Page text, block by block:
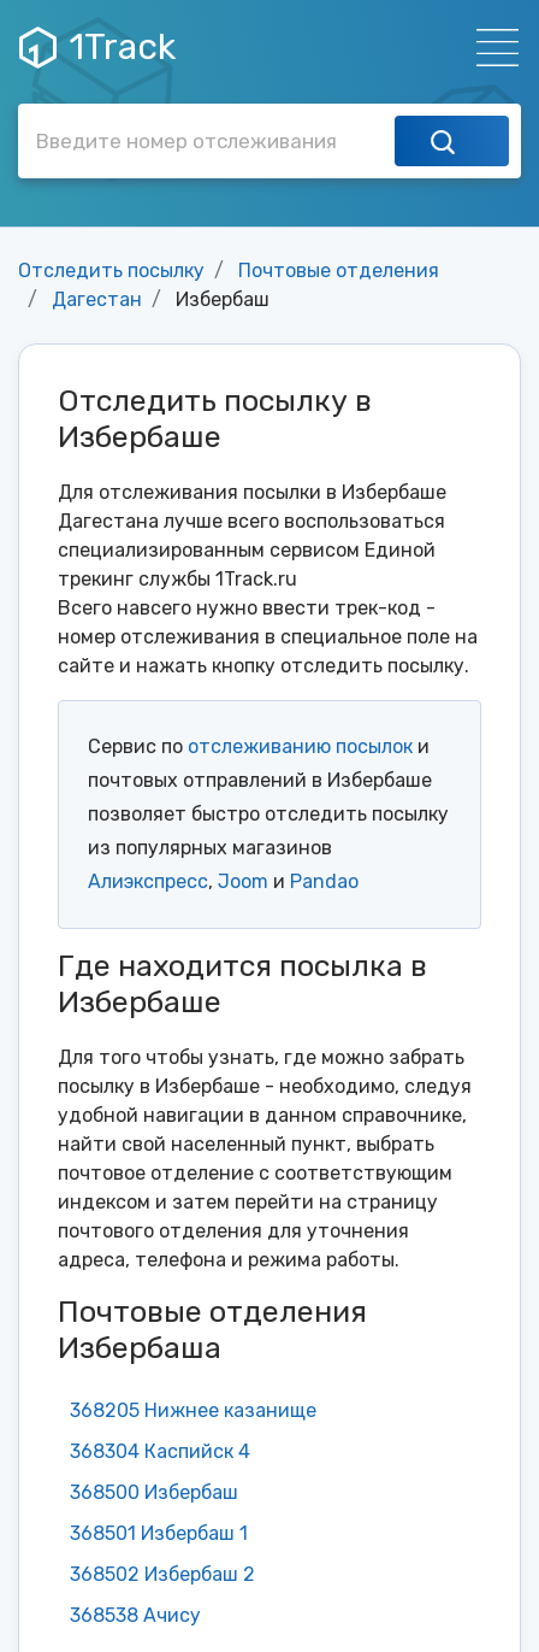
1Track
Отследить посылку
Почтовые отделения
Дагестан
Избербаш
Отследить посылку в
Избербаше
Для отслеживания посылки в Избербаше
Дагестана лучше всего воспользоваться
специализированным сервисом Единой
трекинг службы 1Track.ru
Всего навсего нужно ввести трек-код -
номер отслеживания в специальное поле на
сайте и нажать кнопку отследить посылку.
Сервис по отслеживанию посылок и
почтовых отправлений в Избербаше
позволяет быстро отследить посылку
из популярных магазинов
Алиэкспресс, Joom и Pandao
Где находится посылка в
Избербаше
Для того чтобы узнать, где можно забрать
посылку в Избербаше - необходимо, следуя
удобной навигации в данном справочнике,
найти свой населенный пункт, выбрать
почтовое отделение с соответствующим
индексом и затем перейти на страницу
почтового отделения для уточнения
адреса, телефона и режима работы.
Почтовые отделения
Избербаша
368205 Нижнее казанище
368304 Каспийск 4
368500 Избербаш
368501 Избербаш 1
368502 Избербаш 2
368538 Ачису